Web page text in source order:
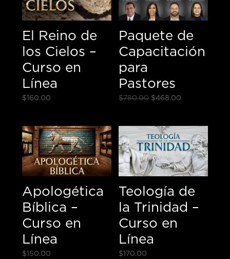
El Reino de
los Cielos –
Curso en
Línea
$160.00
Paquete de
Capacitación
para
Pastores
$780.00 Original
was:
$780.00.
$468.00
is:
$468.00.
Apologética
Bíblica –
Curso en
Línea
$150.00
Teología de
la Trinidad –
Curso en
Línea
$170.00